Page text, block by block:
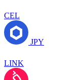
CEL
JPY
LINK